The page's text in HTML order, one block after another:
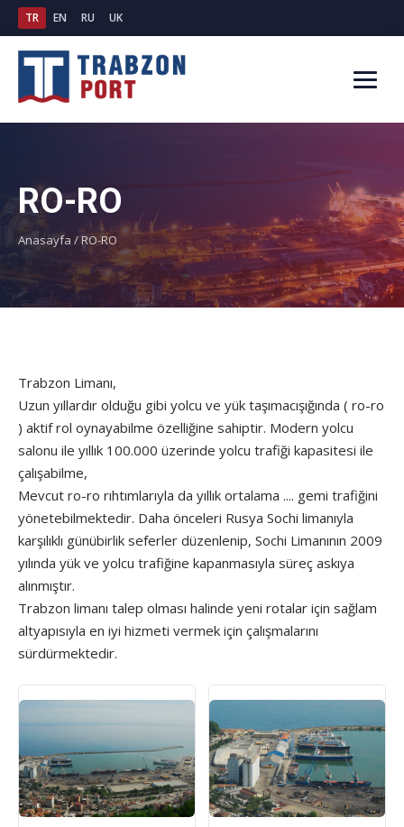
TR EN RU UK
RO-RO
Anasayfa /RO-RO
Trabzon Limanı,
Uzun yıllardır olduğu gibi yolcu ve yük taşımacışığında ( ro-ro
) aktif rol oynayabilme özelliğine sahiptir. Modern yolcu
salonu ile yıllık 100.000 üzerinde yolcu trafiği kapasitesi ile
çalışabilme,
Mevcut ro-ro rıhtımlarıyla da yıllık ortalama .... gemi trafiğini
yönetebilmektedir. Daha önceleri Rusya Sochi limanıyla
karşılıklı günübirlik seferler düzenlenip, Sochi Limanının 2009
yılında yük ve yolcu trafiğine kapanmasıyla süreç askıya
alınmıştır.
Trabzon limanı talep olması halinde yeni rotalar için sağlam
altyapısıyla en iyi hizmeti vermek için çalışmalarını
sürdürmektedir.